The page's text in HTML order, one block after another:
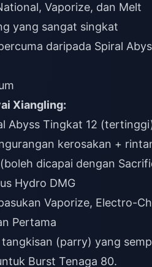
Vaporize, dan Melt
yang sangat singkat
daripada Spiral
Xiangling:
Abyss Tingkat 12
kerosakan +
dicapai dengan
Hydro DMG
Vaporize, Electro-
Pertama
(parry) yang
Burst Tenaga 80.